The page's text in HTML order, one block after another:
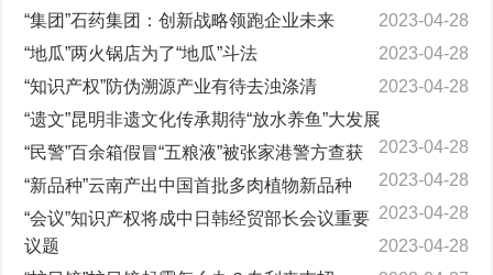
“集团”石药集团：创新战略领跑企业未来
2023-04-28
“地瓜”两火锅店为了“地瓜”斗法
2023-04-28
“知识产权”防伪溯源产业有待去浊涤清
2023-04-28
“遗文”昆明非遗文化传承期待“放水养鱼”大发展
2023-04-28
“民警”百余箱假冒“五粮液”被张家港警方查获
2023-04-28
“新品种”云南产出中国首批多肉植物新品种
2023-04-28
“会议”知识产权将成中日韩经贸部长会议重要
议题
2023-04-28